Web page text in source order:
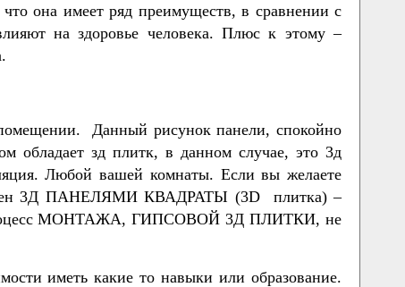
она имеет ряд преимуществ, в сравнении с
на здоровье человека. Плюс к этому –
Данный рисунок панели, спокойно
обладает зд плитк, в данном случае, это 3д
Любой вашей комнаты. Если вы желаете
стен 3Д ПАНЕЛЯМИ КВАДРАТЫ (3D плитка) –
процесс МОНТАЖА, ГИПСОВОЙ 3Д ПЛИТКИ, не
иметь какие то навыки или образование.